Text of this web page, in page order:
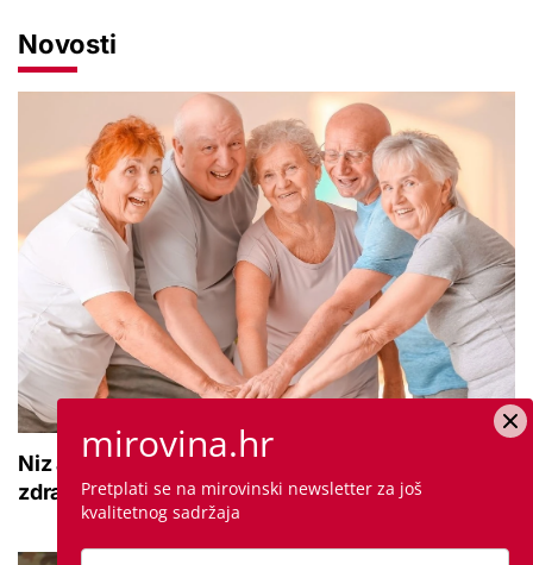
Novosti
Niz aktivnosti za umirovljenike: 'Mogu jačati
zdravlje, pokretljivost i kvalitetu života'
mirovina.hr
Pretplati se na mirovinski newsletter za još
kvalitetnog sadržaja